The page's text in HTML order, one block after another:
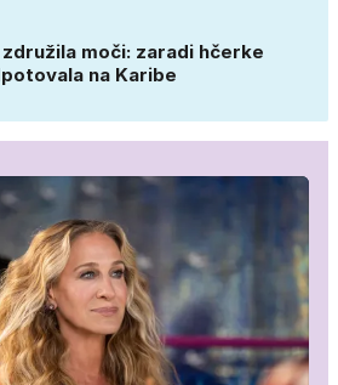
moči: zaradi hčerke
na Karibe